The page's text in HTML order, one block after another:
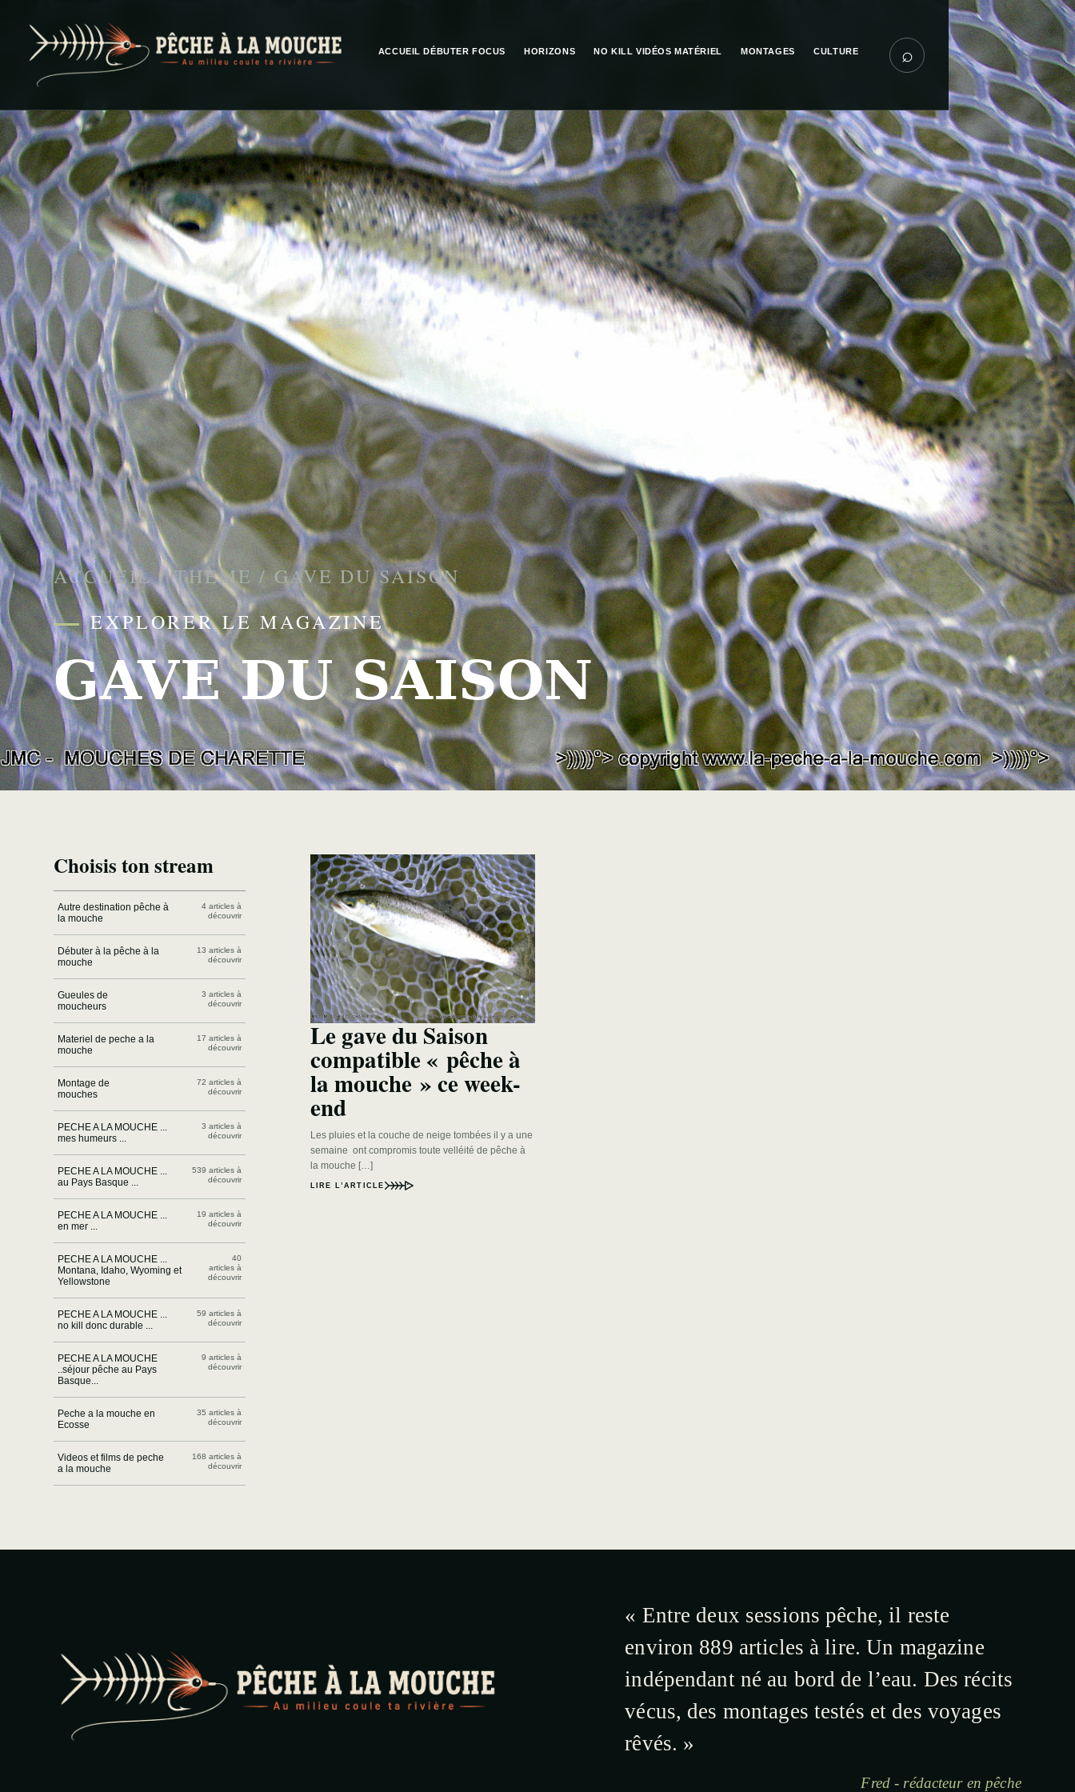
PECHE A LA MOUCHE
ACCUEIL DÉBUTER FOCUS HORIZONS NO KILL VIDÉOS MATÉRIEL MONTAGES CULTURE ⌕
ACCUEIL/THÈME /GAVE DU SAISON
EXPLORER LE MAGAZINE
GAVE DU SAISON
Choisis ton stream
Autre destination pêche à
la mouche
4 articles à
découvrir
Débuter à la pêche à la
mouche
13 articles à
découvrir
Gueules de
moucheurs
3 articles à
découvrir
Materiel de peche a la
mouche
17 articles à
découvrir
Montage de
mouches
72 articles à
découvrir
PECHE A LA MOUCHE ...
mes humeurs ...
3 articles à
découvrir
PECHE A LA MOUCHE ...
au Pays Basque ...
539 articles à
découvrir
PECHE A LA MOUCHE ...
en mer ...
19 articles à
découvrir
PECHE A LA MOUCHE ...
Montana, Idaho, Wyoming et
Yellowstone
40
articles à
découvrir
PECHE A LA MOUCHE ...
no kill donc durable ...
59 articles à
découvrir
PECHE A LA MOUCHE
..séjour pêche au Pays
Basque...
9 articles à
découvrir
Peche a la mouche en
Ecosse
35 articles à
découvrir
Videos et films de peche
a la mouche
168 articles à
découvrir
Le gave du Saison
compatible « pêche à
la mouche » ce week-
end
Les pluies et la couche de neige tombées il y a une
semaine ont compromis toute velléité de pêche à
la mouche […]
LIRE L’ARTICLE
« Entre deux sessions pêche, il reste
environ 889 articles à lire. Un magazine
indépendant né au bord de l’eau. Des récits
vécus, des montages testés et des voyages
rêvés. »
Fred - rédacteur en pêche